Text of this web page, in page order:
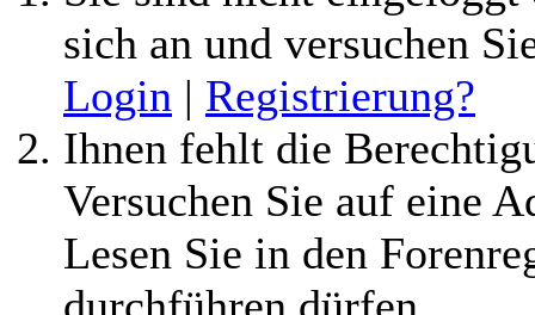
sich an und versuchen
Login | Registrierung?
Ihnen fehlt die
Versuchen Sie auf eine
Lesen Sie in den